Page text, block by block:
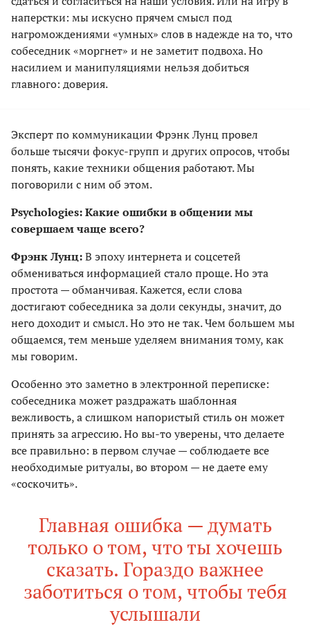
наперстки: мы искусно прячем смысл под
нагромождениями «умных» слов в надежде на то, что
собеседник «моргнет» и не заметит подвоха. Но
насилием и манипуляциями нельзя добиться
главного: доверия.
Эксперт по коммуникации Фрэнк Лунц провел
больше тысячи фокус-групп и других опросов, чтобы
понять, какие техники общения работают. Мы
поговорили с ним об этом.
Psychologies: Какие ошибки в общении мы
совершаем чаще всего?
Фрэнк Лунц:В эпоху интернета и соцсетей
обмениваться информацией стало проще. Но эта
простота — обманчивая. Кажется, если слова
достигают собеседника за доли секунды, значит, до
него доходит и смысл. Но это не так. Чем большем мы
общаемся, тем меньше уделяем внимания тому, как
мы говорим.
Особенно это заметно в электронной переписке:
собеседника может раздражать шаблонная
вежливость, а слишком напористый стиль он может
принять за агрессию. Но вы-то уверены, что делаете
все правильно: в первом случае — соблюдаете все
необходимые ритуалы, во втором — не даете ему
«соскочить».
Главная ошибка — думать
только о том, что ты хочешь
сказать. Гораздо важнее
заботиться о том, чтобы тебя
услышали